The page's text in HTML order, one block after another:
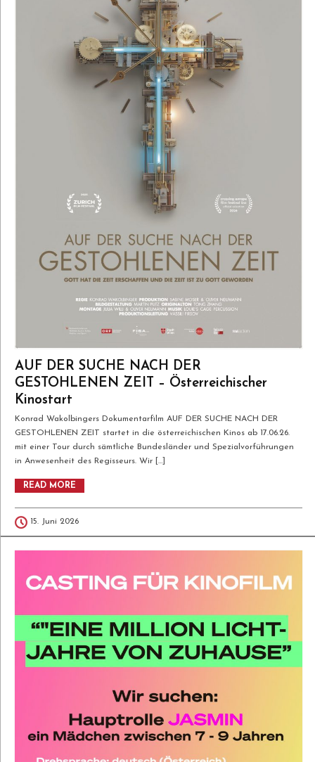
AUF DER SUCHE NACH DER
GESTOHLENEN ZEIT – Österreichischer
Kinostart
Konrad Wakolbingers Dokumentarfilm AUF DER SUCHE NACH DER
GESTOHLENEN ZEIT startet in die österreichischen Kinos ab 17.06.26.
mit einer Tour durch sämtliche Bundesländer und Spezialvorführungen
in Anwesenheit des Regisseurs. Wir […]
READ MORE
15. Juni 2026